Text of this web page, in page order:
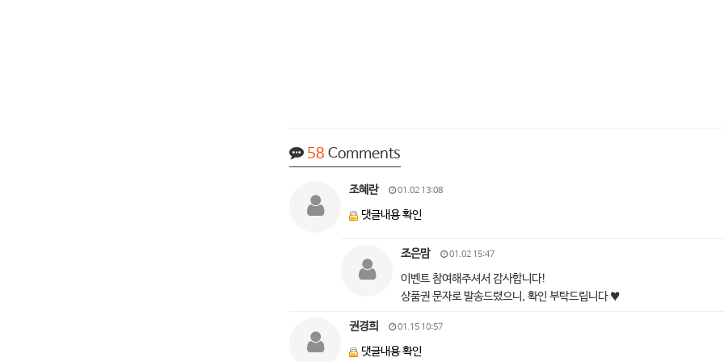
58 Comments
조혜란 01.02 13:08
댓글내용 확인
조은맘 01.02 15:47
이벤트 참여해주셔서 감사합니다!
상품권 문자로 발송드렸으니, 확인 부탁드립니다 ♥
권경희 01.15 10:57
댓글내용 확인